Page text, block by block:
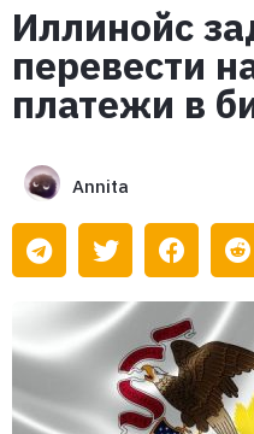
Иллинойс
перевести
платежи в
Annita